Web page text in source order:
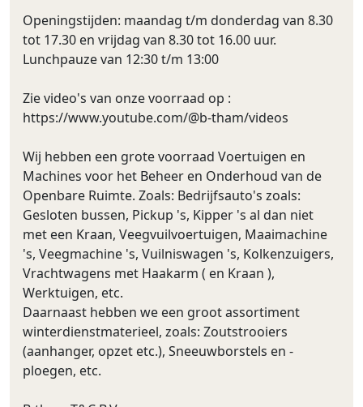
Openingstijden: maandag t/m donderdag van 8.30
tot 17.30 en vrijdag van 8.30 tot 16.00 uur.
Lunchpauze van 12:30 t/m 13:00
Zie video's van onze voorraad op :
https://www.youtube.com/@b-tham/videos
Wij hebben een grote voorraad Voertuigen en
Machines voor het Beheer en Onderhoud van de
Openbare Ruimte. Zoals: Bedrijfsauto's zoals:
Gesloten bussen, Pickup 's, Kipper 's al dan niet
met een Kraan, Veegvuilvoertuigen, Maaimachine
's, Veegmachine 's, Vuilniswagen 's, Kolkenzuigers,
Vrachtwagens met Haakarm ( en Kraan ),
Werktuigen, etc.
Daarnaast hebben we een groot assortiment
winterdienstmaterieel, zoals: Zoutstrooiers
(aanhanger, opzet etc.), Sneeuwborstels en -
ploegen, etc.